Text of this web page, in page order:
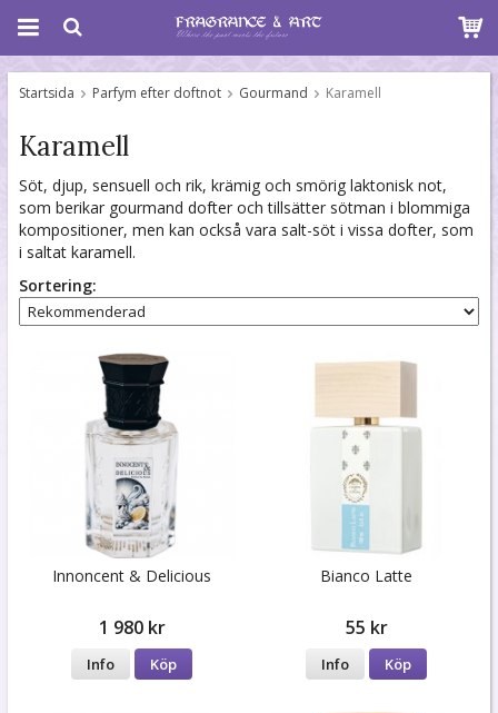
Startsida Parfym efter doftnot Gourmand Karamell
Karamell
Söt, djup, sensuell och rik, krämig och smörig laktonisk not,
som berikar gourmand dofter och tillsätter sötman i blommiga
kompositioner, men kan också vara salt-söt i vissa dofter, som
i saltat karamell.
Sortering:
Innoncent & Delicious
1 980 kr
Info Köp
Bianco Latte
55 kr
Info Köp